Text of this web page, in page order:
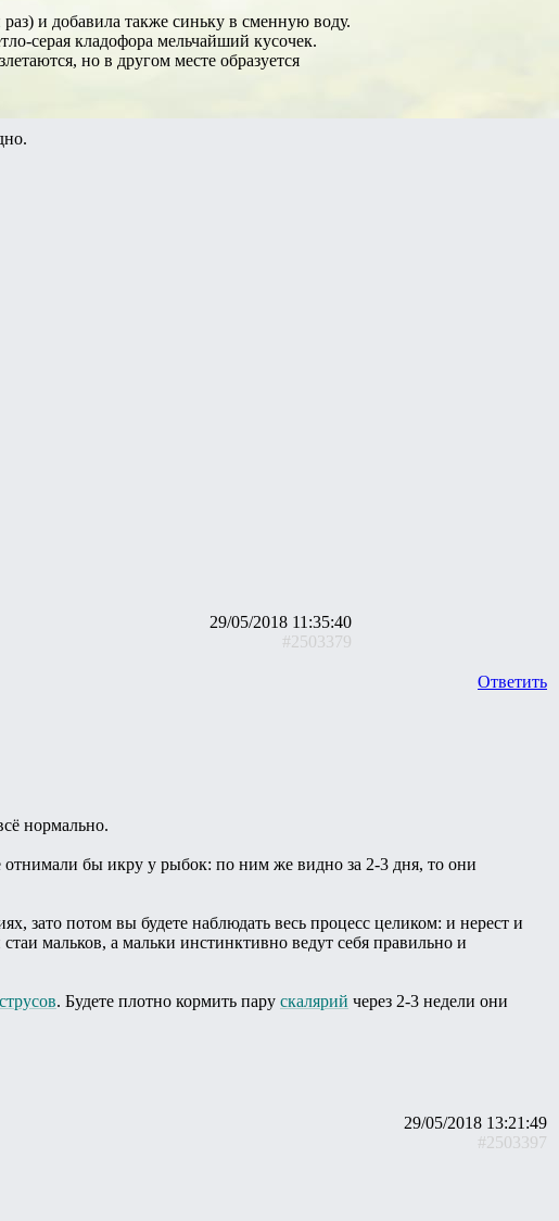
и добавила также синьку в сменную воду.
серая кладофора мельчайший кусочек.
но в другом месте образуется
29/05/2018 11:35:40
#2503379
Ответить
нормально.
бы икру у рыбок: по ним же видно за 2-3 дня, то они
зато потом вы будете наблюдать весь процесс целиком: и нерест и
мальков, а мальки инстинктивно ведут себя правильно и
. Будете плотно кормить пару скалярий через 2-3 недели они
29/05/2018 13:21:49
#2503397